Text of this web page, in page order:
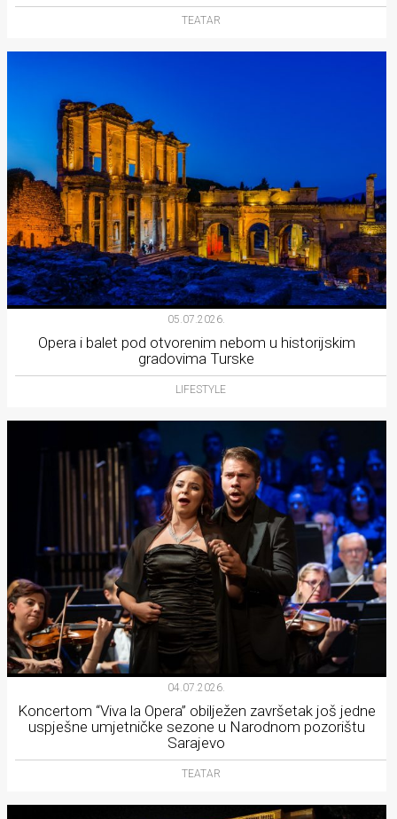
TEATAR
05.07.2026.
Opera i balet pod otvorenim nebom u historijskim
gradovima Turske
LIFESTYLE
04.07.2026.
Koncertom “Viva la Opera” obilježen završetak još jedne
uspješne umjetničke sezone u Narodnom pozorištu
Sarajevo
TEATAR